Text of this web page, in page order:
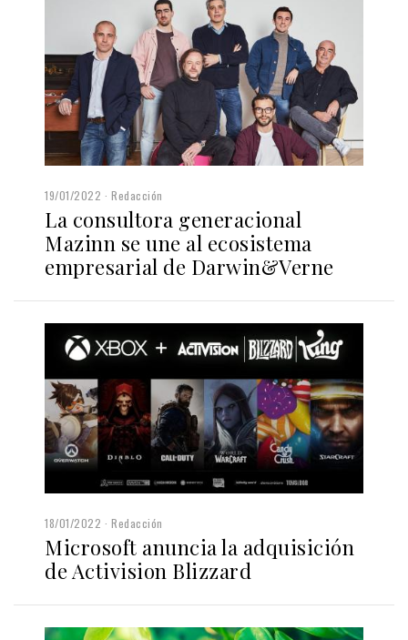
19/01/2022 Redacción
La consultora generacional
Mazinn se une al ecosistema
empresarial de Darwin&Verne
18/01/2022 Redacción
Microsoft anuncia la adquisición
de Activision Blizzard